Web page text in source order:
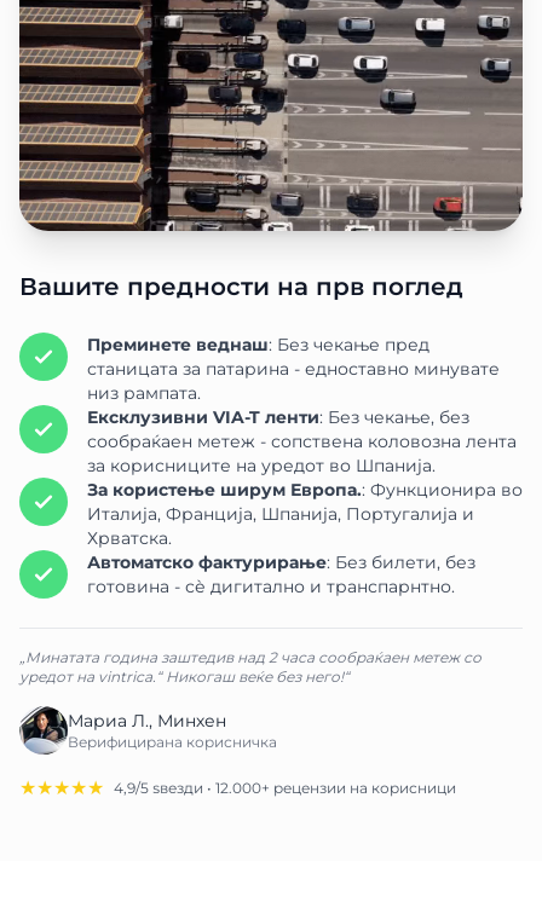
Вашите предности на прв поглед
Преминете веднаш: Без чекање пред
станицата за патарина - едноставно минувате
низ рампата.
Ексклузивни VIA-T ленти: Без чекање, без
сообраќаен метеж - сопствена коловозна лента
за корисниците на уредот во Шпанија.
За користење ширум Европа.: Функционира во
Италија, Франција, Шпанија, Португалија и
Хрватска.
Автоматско фактурирање: Без билети, без
готовина - сѐ дигитално и транспарнтно.
„Минатата година заштедив над 2 часа сообраќаен метеж со
уредот на vintrica.“ Никогаш веќе без него!“
Мариа Л., Минхен
Верифицирана корисничка
★★★★★ 4,9/5 ѕвезди • 12.000+ рецензии на корисници